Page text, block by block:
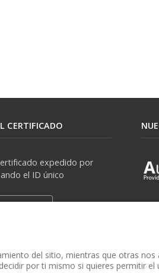
CERTIFICADO
expedido por
el ID único
del sitio, mientras que otras nos
por ti mismo si quieres permitir el